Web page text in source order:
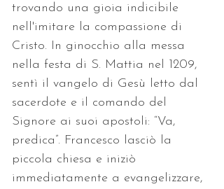
trovando una gioia indicibile
nell'imitare la compassione di
Cristo. In ginocchio alla messa
nella festa di S. Mattia nel 1209,
sentì il vangelo di Gesù letto dal
sacerdote e il comando del
Signore ai suoi apostoli: “Va,
predica”. Francesco lasciò la
piccola chiesa e iniziò
immediatamente a evangelizzare,